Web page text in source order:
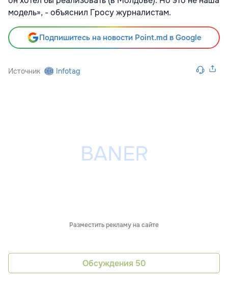
модель», - объяснил Гросу журналистам.
Подпишитесь на новости Point.md в Google
Источник Infotag
Разместить рекламу на сайте
Обсуждения 50